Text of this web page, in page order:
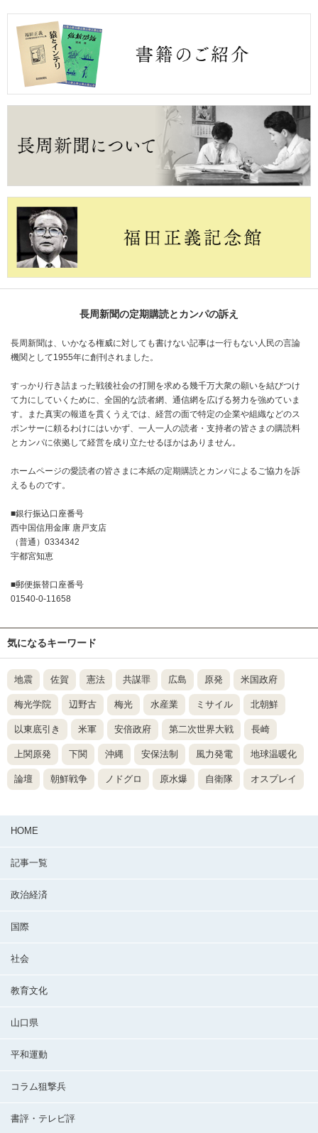
長周新聞の定期購読とカンパの訴え
長周新聞は、いかなる権威に対しても書けない記事は一行もない人民の言論
機関として1955年に創刊されました。
すっかり行き詰まった戦後社会の打開を求める幾千万大衆の願いを結びつけ
て力にしていくために、全国的な読者網、通信網を広げる努力を強めていま
す。また真実の報道を貫くうえでは、経営の面で特定の企業や組織などのス
ポンサーに頼るわけにはいかず、一人一人の読者・支持者の皆さまの購読料
とカンパに依拠して経営を成り立たせるほかはありません。
ホームページの愛読者の皆さまに本紙の定期購読とカンパによるご協力を訴
えるものです。
■銀行振込口座番号
西中国信用金庫 唐戸支店
（普通）0334342
宇都宮知恵
■郵便振替口座番号
01540-0-11658
気になるキーワード
地震 佐賀 憲法 共謀罪 広島 原発 米国政府
梅光学院 辺野古 梅光 水産業 ミサイル 北朝鮮
以東底引き 米軍 安倍政府 第二次世界大戦 長崎
上関原発 下関 沖縄 安保法制 風力発電 地球温暖化
論壇 朝鮮戦争 ノドグロ 原水爆 自衛隊 オスプレイ
HOME
記事一覧
政治経済
国際
社会
教育文化
山口県
平和運動
コラム狙撃兵
書評・テレビ評